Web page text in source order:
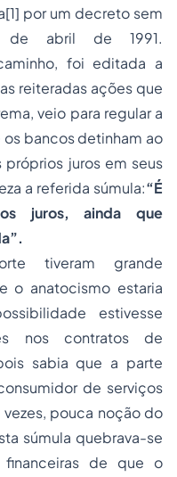
por um decreto sem
abril de 1991.
foi editada a
reiteradas ações que
veio para regular a
bancos detinham ao
juros em seus
a referida súmula:“É
juros, ainda que
tiveram grande
o anatocismo estaria
estivesse
nos contratos de
sabia que a parte
de serviços
pouca noção do
súmula quebrava-se
de que o